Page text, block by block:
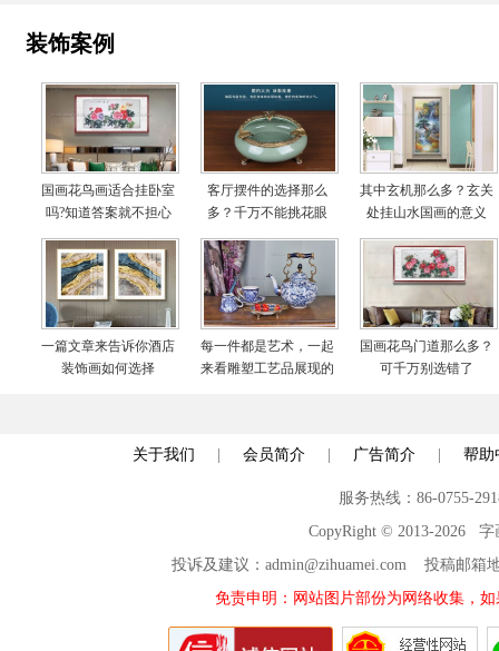
装饰案例
国画花鸟画适合挂卧室
吗?知道答案就不担心
客厅摆件的选择那么
多？千万不能挑花眼
其中玄机那么多？玄关
处挂山水国画的意义
一篇文章来告诉你酒店
装饰画如何选择
每一件都是艺术，一起
来看雕塑工艺品展现的
国画花鸟门道那么多？
可千万别选错了
关于我们 | 会员简介 | 广告简介 | 帮助
服务热线：86-0755-
CopyRight © 2013-2026 字
投诉及建议：admin@zihuamei.com 投稿邮
免责申明：网站图片部份为网络收集，